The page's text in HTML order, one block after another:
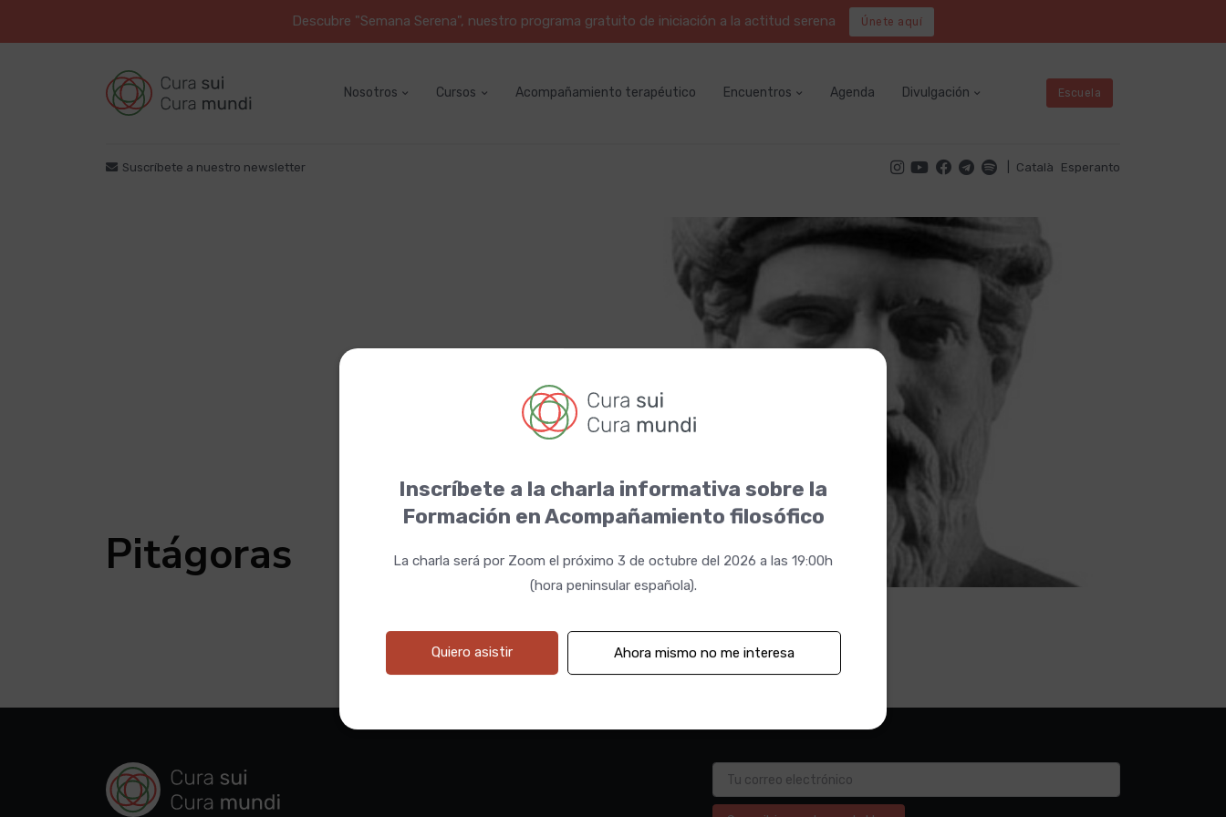
Descubre "Semana Serena", nuestro programa gratuito de iniciación a la actitud serena Únete aquí
Nosotros Cursos Acompañamiento terapéutico Encuentros Agenda Divulgación Escuela
Suscríbete a nuestro newsletter Català Esperanto
Pitágoras
Inscríbete a la charla informativa sobre la
Formación en Acompañamiento filosófico
La charla será por Zoom el próximo 3 de octubre del 2026 a las 19:00h
(hora peninsular española).
Quiero asistir Ahora mismo no me interesa